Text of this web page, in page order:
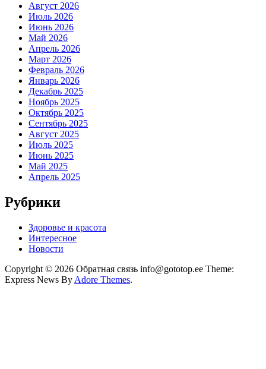
Август 2026
Июль 2026
Июнь 2026
Май 2026
Апрель 2026
Март 2026
Февраль 2026
Январь 2026
Декабрь 2025
Ноябрь 2025
Октябрь 2025
Сентябрь 2025
Август 2025
Июль 2025
Июнь 2025
Май 2025
Апрель 2025
Рубрики
Здоровье и красота
Интересное
Новости
Copyright © 2026 Обратная связь info@gototop.ee Theme:
Express News By Adore Themes.